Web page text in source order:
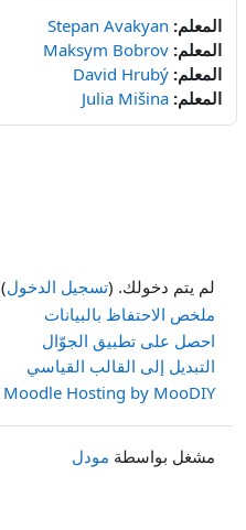
المعلم: Stepan Avakyan
المعلم: Maksym Bobrov
المعلم: David Hrubý
المعلم: Julia Mišina
لم يتم دخولك. (تسجيل الدخول)
ملخص الاحتفاظ بالبيانات
احصل على تطبيق الجوّال
التبديل إلى القالب القياسي
Moodle Hosting by MooDIY
مشغل بواسطة مودل